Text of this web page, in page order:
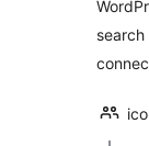
search